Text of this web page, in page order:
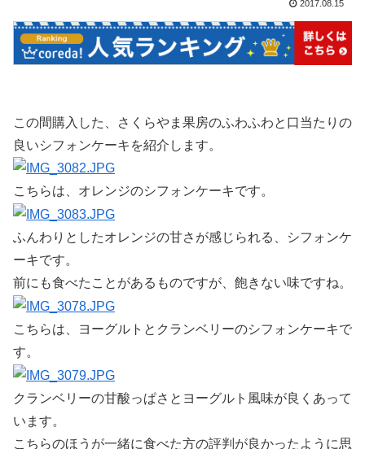
2017.08.15
この間購入した、さくらやま果房のふわふわと口当たりの
良いシフォンケーキを紹介します。
こちらは、オレンジのシフォンケーキです。
ふんわりとしたオレンジの甘さが感じられる、シフォンケ
ーキです。
前にも食べたことがあるものですが、飽きない味ですね。
こちらは、ヨーグルトとクランベリーのシフォンケーキで
す。
クランベリーの甘酸っぱさとヨーグルト風味が良くあって
います。
こちらのほうが一緒に食べた方の評判が良かったように思